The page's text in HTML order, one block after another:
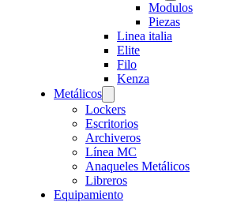
Modulos
Piezas
Linea italia
Elite
Filo
Kenza
Metálicos
Lockers
Escritorios
Archiveros
Línea MC
Anaqueles Metálicos
Libreros
Equipamiento